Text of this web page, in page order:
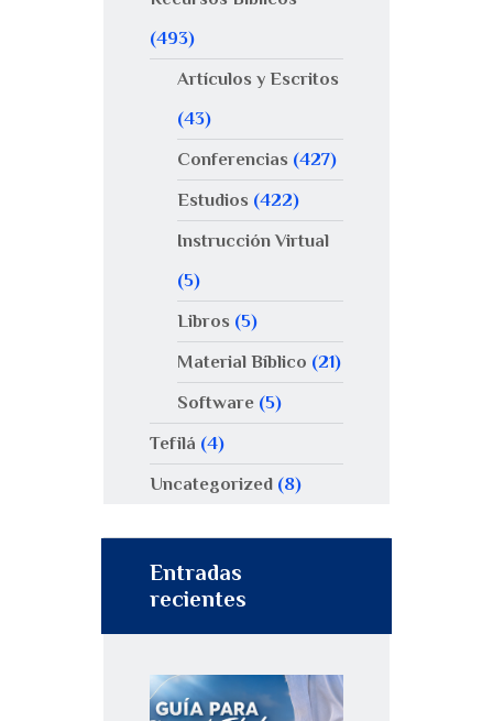
(493)
Artículos y Escritos
(43)
Conferencias (427)
Estudios (422)
Instrucción Virtual
(5)
Libros (5)
Material Bíblico (21)
Software(5)
Tefilá (4)
Uncategorized (8)
Entradas
recientes